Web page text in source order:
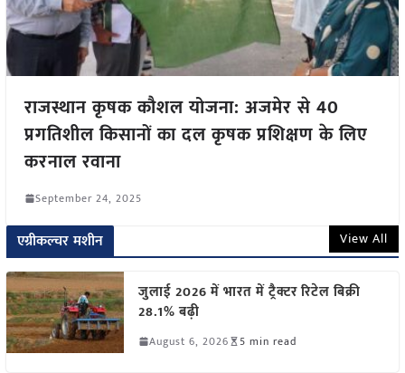
राजस्थान कृषक कौशल योजना: अजमेर से 40
प्रगतिशील किसानों का दल कृषक प्रशिक्षण के लिए
करनाल रवाना
September 24, 2025
एग्रीकल्चर मशीन View All
जुलाई 2026 में भारत में ट्रैक्टर रिटेल बिक्री
28.1% बढ़ी
August 6, 2026 5 min read